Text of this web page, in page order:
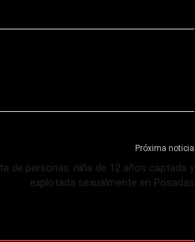
Próxima noticia
de personas: niña de 12 años captada y
explotada sexualmente en Posadas